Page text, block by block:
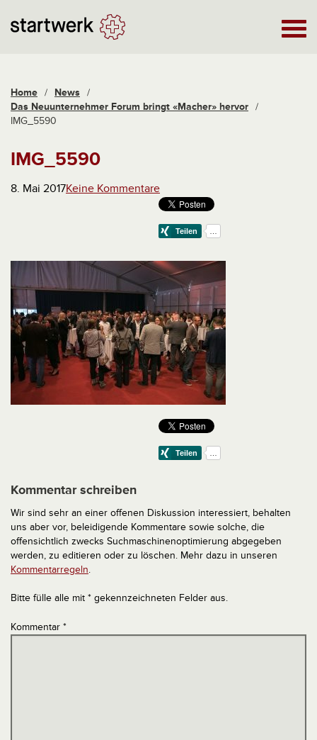
Home / News /
Das Neuunternehmer Forum bringt «Macher» hervor /
IMG_5590
IMG_5590
8. Mai 2017Keine Kommentare
Kommentar schreiben
Wir sind sehr an einer offenen Diskussion interessiert, behalten
uns aber vor, beleidigende Kommentare sowie solche, die
offensichtlich zwecks Suchmaschinenoptimierung abgegeben
werden, zu editieren oder zu löschen. Mehr dazu in unseren
Kommentarregeln.
Bitte fülle alle mit * gekennzeichneten Felder aus.
Kommentar *